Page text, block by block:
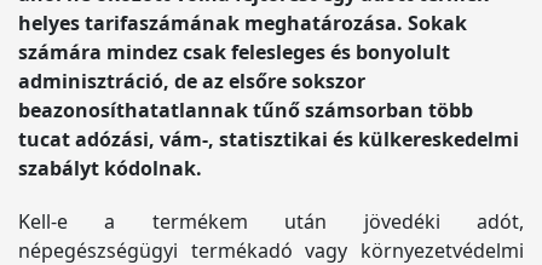
helyes tarifaszámának meghatározása. Sokak
számára mindez csak felesleges és bonyolult
adminisztráció, de az elsőre sokszor
beazonosíthatatlannak tűnő számsorban több
tucat adózási, vám-, statisztikai és külkereskedelmi
szabályt kódolnak.
Kell-e a termékem után jövedéki adót,
népegészségügyi termékadó vagy környezetvédelmi